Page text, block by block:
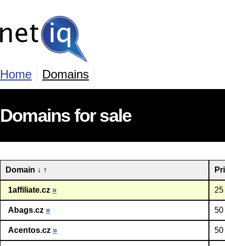
Home Domains
Domains for sale
Domain ↓ ↑
1affiliate.cz »
Abags.cz » 50
Acentos.cz » 50